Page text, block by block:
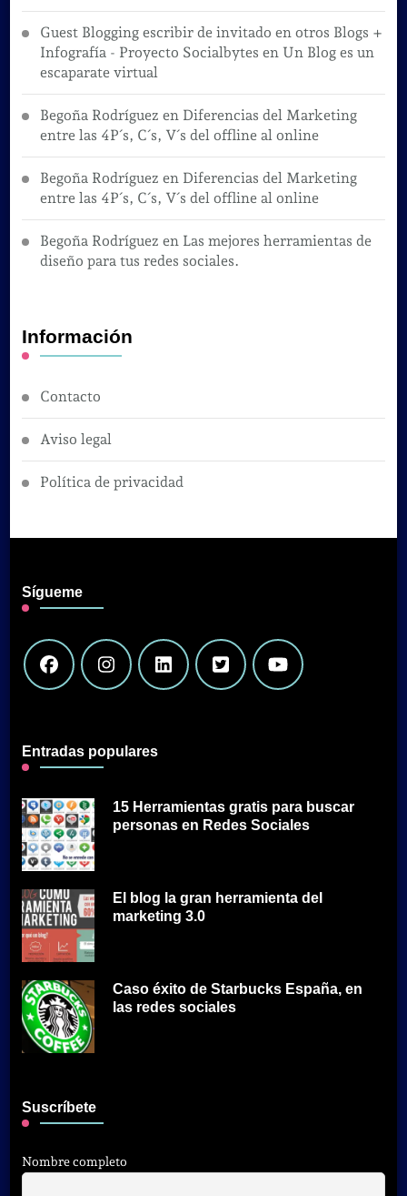
Guest Blogging escribir de invitado en otros Blogs +
Infografía - Proyecto Socialbytes en Un Blog es un
escaparate virtual
Begoña Rodríguez en Diferencias del Marketing
entre las 4P´s, C´s, V´s del offline al online
Begoña Rodríguez en Diferencias del Marketing
entre las 4P´s, C´s, V´s del offline al online
Begoña Rodríguez en Las mejores herramientas de
diseño para tus redes sociales.
Información
Contacto
Aviso legal
Política de privacidad
Sígueme
Entradas populares
15 Herramientas gratis para buscar
personas en Redes Sociales
El blog la gran herramienta del
marketing 3.0
Caso éxito de Starbucks España, en
las redes sociales
Suscríbete
Nombre completo